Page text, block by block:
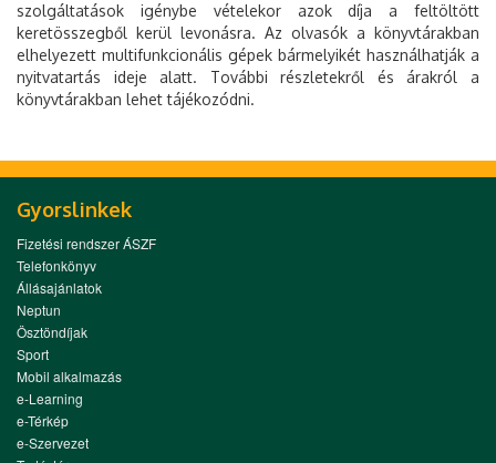
szolgáltatások igénybe vételekor azok díja a feltöltött
keretösszegből kerül levonásra. Az olvasók a könyvtárakban
elhelyezett multifunkcionális gépek bármelyikét használhatják a
nyitvatartás ideje alatt. További részletekről és árakról a
könyvtárakban lehet tájékozódni.
Gyorslinkek
Fizetési rendszer ÁSZF
Telefonkönyv
Állásajánlatok
Neptun
Ösztöndíjak
Sport
Mobil alkalmazás
e-Learning
e-Térkép
e-Szervezet